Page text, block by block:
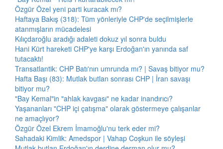
Özgür Özel yeni parti kuracak mı?
Haftaya Bakış (318): Tüm yönleriyle CHP'de seçilmişlerle
atanmışların mücadelesi
Kılıçdaroğlu aradığı adaleti dokuz yıl sonra buldu
Hani Kürt hareketi CHP'ye karşı Erdoğan'ın yanında saf
tutacaktı!
Transatlantik: CHP Batı'nın umrunda mı? | Savaş bitiyor mu?
Hafta Başı (83): Mutlak butlan sonrası CHP | İran savaşı
bitiyor mu?
"Bay Kemal"in "ahlak kavgası" ne kadar inandırıcı?
Yaşananları "CHP içi çatışma" olarak göstermeye çalışanlar
ne amaçlıyor?
Özgür Özel Ekrem İmamoğlu'nu terk eder mi?
Sahadaki Kimlik: Amedspor | Vahap Coşkun ile söyleşi